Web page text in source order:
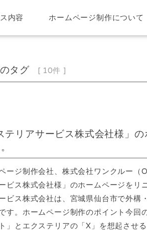
内容 ホームページ制作について
タグ [ 10件 ]
テリアサービス株式会社様」
ージ制作会社、株式会社ワンクルー（
ビス株式会社様」のホームページをリ
ビス株式会社は、宮城県仙台市で外構
す。ホームページ制作のポイント今回
」とエクステリアの「X」を想起させ